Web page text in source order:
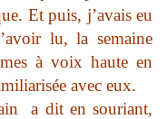
Et puis, j’avais eu
lu, la semaine
à voix haute en
avec eux.
a dit en souriant,